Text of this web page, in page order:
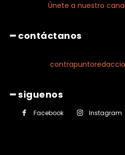
Únete a nuestro
━ contáctanos
━ siguenos
Facebook Instagram